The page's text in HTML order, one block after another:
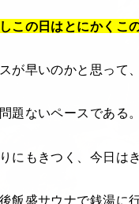
この日はとにかくこ
が早いのかと思って
題ないペースである。
にもきつく、今日は
飯盛サウナで銭湯に